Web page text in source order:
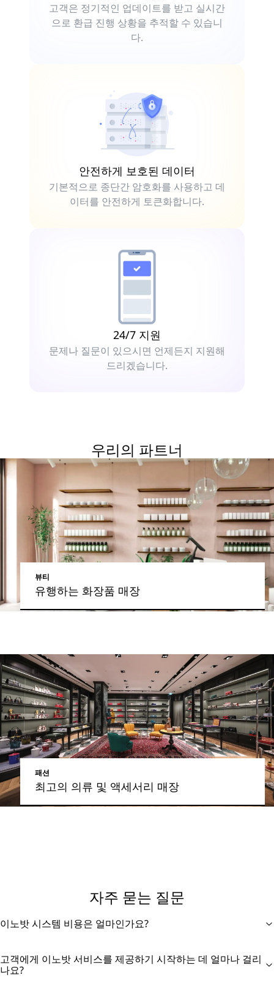
고객은 정기적인 업데이트를 받고 실시간
으로 환급 진행 상황을 추적할 수 있습니
다.
안전하게 보호된 데이터
기본적으로 종단간 암호화를 사용하고 데
이터를 안전하게 토큰화합니다.
24/7 지원
문제나 질문이 있으시면 언제든지 지원해
드리겠습니다.
우리의 파트너
뷰티
유행하는 화장품 매장
패션
최고의 의류 및 액세서리 매장
자주 묻는 질문
이노밧 시스템 비용은 얼마인가요?
고객에게 이노밧 서비스를 제공하기 시작하는 데 얼마나 걸리
나요?